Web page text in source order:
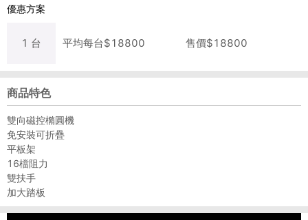
優惠方案
1 台 平均每台$18800 售價$18800
商品特色
雙向磁控橢圓機
免安裝可折疊
平板架
16檔阻力
雙扶手